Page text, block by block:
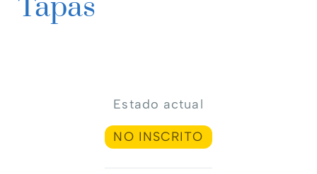
Tapas
Estado actual
NO INSCRITO